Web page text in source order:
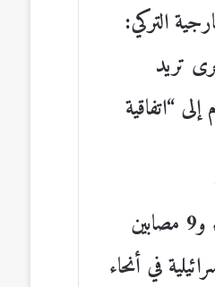
التركي:
تريد
“اتفاقية
3 شهداء و9 مصابين
في أنحاء